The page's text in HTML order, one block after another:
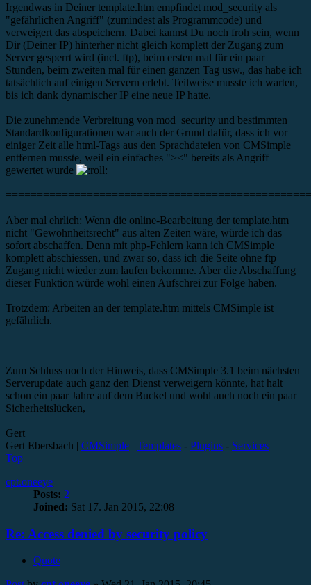
Irgendwas in Deiner template.htm empfindet mod_security als
"gefährlichen Angriff" (zumindest als Programmcode) und
verweigert das abspeichern. Dabei kannst Du noch froh sein, wenn
Dir (Deiner IP) hinterher nicht gleich komplett der Zugang zum
Server gesperrt wird (incl. ftp), beim ersten mal für ein paar
Stunden, beim zweiten mal für einen ganzen Tag usw., das habe ich
tatsächlich auf einigen Servern erlebt. Teilweise musste ich warten,
bis ich dank dynamischer IP eine neue IP hatte.
Die zunehmende Verbreitung von mod_security und bestimmten
Standardkonfigurationen war auch der Grund dafür, dass ich vor
einiger Zeit alle html-Tags aus den Sprachdateien von CMSimple
entfernen musste, weil ein einfaches "><" bereits als Angriff
gewertet wurde
Aber mal ehrlich: Wenn die online-Bearbeitung der template.htm
nicht "Gewohnheitsrecht" aus alten Zeiten wäre, würde ich das
sofort abschaffen. Denn mit php-Fehlern kann ich CMSimple
komplett abschiessen, und zwar so, dass ich die Seite ohne ftp
Zugang nicht wieder zum laufen bekomme. Aber die Abschaffung
dieser Funktion würde wohl einen Aufschrei zur Folge haben.
Trotzdem: Arbeiten an der template.htm mittels CMSimple ist
gefährlich.
Zum Schluss noch der Hinweis, dass CMSimple 3.1 beim nächsten
Serverupdate auch ganz den Dienst verweigern könnte, hat halt
schon ein paar Jahre auf dem Buckel und wohl auch noch ein paar
Sicherheitslücken,
Gert
Gert Ebersbach | CMSimple | Templates - Plugins - Services
Top
cpt.oneeye
Posts: 2
Joined: Sat 17. Jan 2015, 22:08
Re: Access denied by security policy
Quote